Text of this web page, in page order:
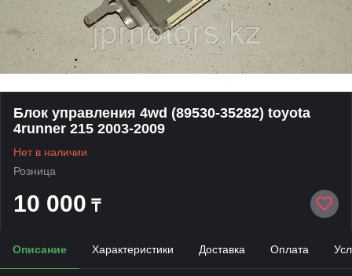
Блок управления 4wd (89530-35282) toyota
4runner 215 2003-2009
Нет в наличии
Розница
10 000 ₸
Описание Характеристики Доставка Оплата